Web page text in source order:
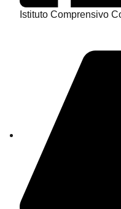
Istituto Comprensivo